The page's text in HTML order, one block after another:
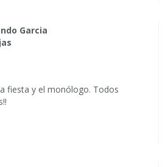
Garcia
fiesta y el monólogo. Todos